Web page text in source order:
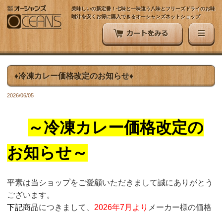
美味しいの新定番！七味と一味違う八味とフリーズドライのお味
噌汁を安くお得に購入できるオーシャンズネットショップ
♦冷凍カレー価格改定のお知らせ♦
2026/06/05
～冷凍カレー価格改定の
お知らせ～
平素は当ショップをご愛顧いただきまして誠にありがとう
ございます。
下記商品につきまして、 2026年7月より メーカー様の価格